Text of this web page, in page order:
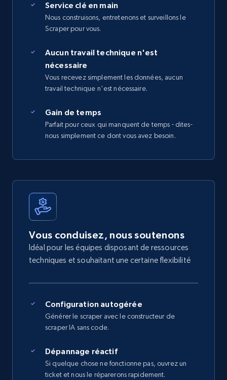
Service clé en main
Nous construisons, entretenons et surveillons le
Scraper pour vous.
Aucun travail technique n'est
nécessaire
Vous recevez simplement les données, aucun
travail technique n'est nécessaire.
Gain de temps
Parfait pour ceux qui manquent de temps - dites-
nous simplement ce dont vous avez besoin.
Vous conduisez, nous soutenons
Idéal pour les équipes disposant de ressources
techniques et souhaitant une certaine flexibilité
Configuration autogérée
Générer le scraper avec le constructeur de
scraper IA sans code.
Dépannage réactif
Si quelque chose ne fonctionne pas, ouvrez un
ticket et nous le réparerons rapidement.